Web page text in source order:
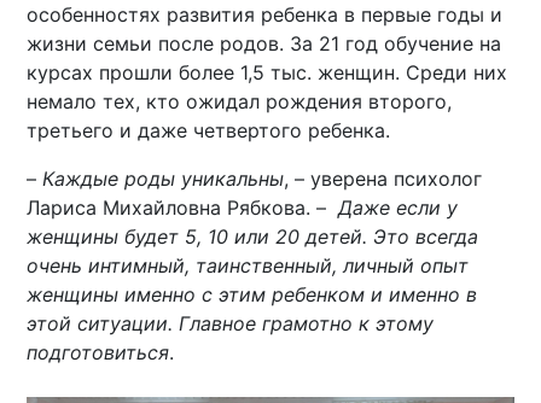
особенностях развития ребенка в первые годы и
жизни семьи после родов. За 21 год обучение на
курсах прошли более 1,5 тыс. женщин. Среди них
немало тех, кто ожидал рождения второго,
третьего и даже четвертого ребенка.
– Каждые роды уникальны, – уверена психолог
Лариса Михайловна Рябкова. –Даже если у
женщины будет 5, 10 или 20 детей. Это всегда
очень интимный, таинственный, личный опыт
женщины именно с этим ребенком и именно в
этой ситуации. Главное грамотно к этому
подготовиться.